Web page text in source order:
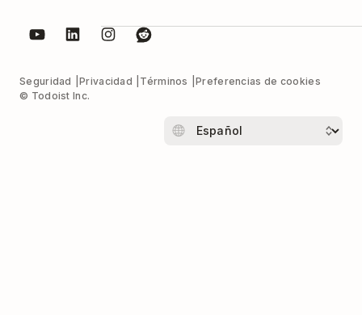
Seguridad Privacidad Términos
Preferencias de cookies
© Todoist Inc.